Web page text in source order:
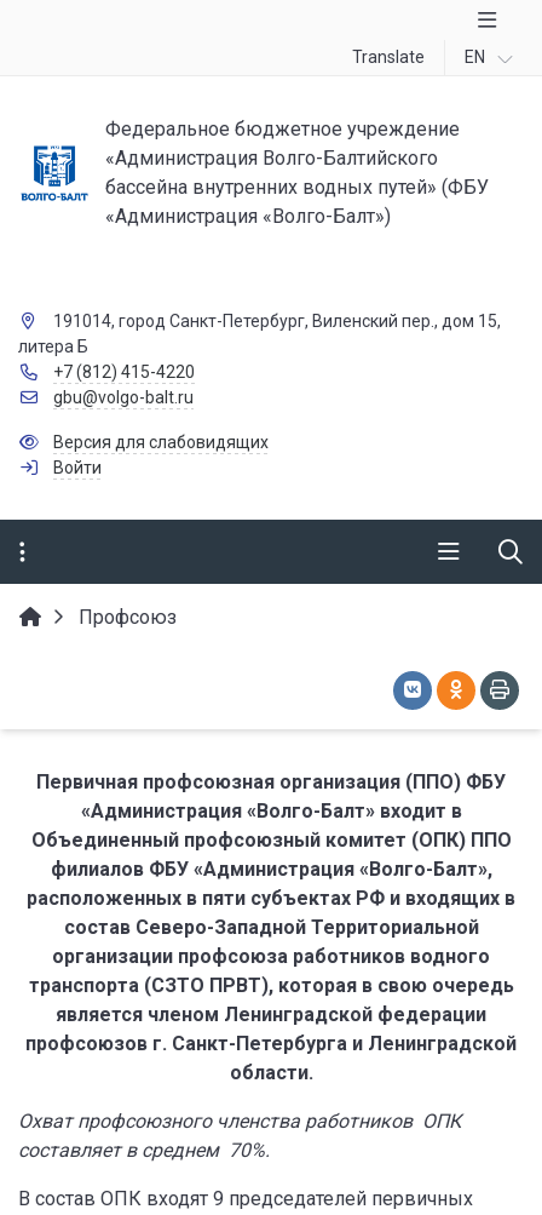
Translate EN
Федеральное бюджетное учреждение
«Администрация Волго-Балтийского
бассейна внутренних водных путей» (ФБУ
«Администрация «Волго-Балт»)
191014, город Санкт-Петербург, Виленский пер., дом 15,
литера Б
+7 (812) 415-4220
gbu@volgo-balt.ru
Версия для слабовидящих
Войти
Профсоюз
Первичная профсоюзная организация (ППО) ФБУ
«Администрация «Волго-Балт» входит в
Объединенный профсоюзный комитет (ОПК) ППО
филиалов ФБУ «Администрация «Волго-Балт»,
расположенных в пяти субъектах РФ и входящих в
состав Северо-Западной Территориальной
организации профсоюза работников водного
транспорта (СЗТО ПРВТ), которая в свою очередь
является членом Ленинградской федерации
профсоюзов г. Санкт-Петербурга и Ленинградской
области.
Охват профсоюзного членства работников ОПК
составляет в среднем 70%.
В состав ОПК входят 9 председателей первичных